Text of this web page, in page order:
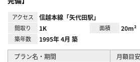
アクセス 信越本線「矢代田駅」
間取り 1K 面積 20m²
築年数 1995年 4月 築
プラン名・期間 月額目安